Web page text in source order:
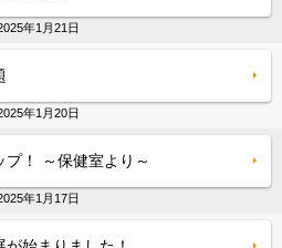
年1月21日
年1月20日
プ！ ～保健室より～
年1月17日